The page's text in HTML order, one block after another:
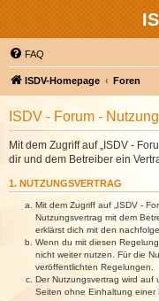
FAQ
ISDV-Homepage Foren
ISDV - Forum -
Mit dem Zugriff auf „ISDV -
dir und dem Betreiber ein
1. NUTZUNGSVERTRAG
Mit dem Zugriff auf „ISDV -
Nutzungsvertrag mit dem
erklärst dich mit den
Wenn du mit diesen
nicht weiter nutzen. Für die
veröffentlichten Regelungen.
Der Nutzungsvertrag wird auf
Seiten ohne Einhaltung einer